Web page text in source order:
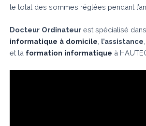
le total des sommes réglées pendant
Docteur Ordinateur est spécialisé
informatique à domicile l’assistance
et la formation informatique à